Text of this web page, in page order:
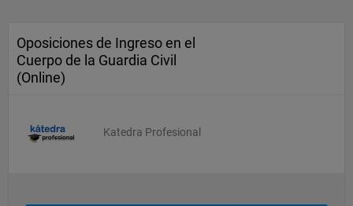
Oposiciones de Ingreso en el
Cuerpo de la Guardia Civil
(Online)
Katedra Profesional